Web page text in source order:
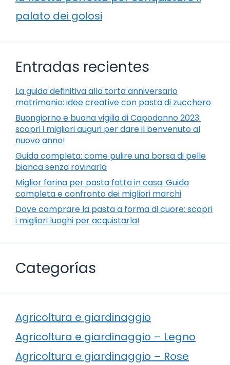
palato dei golosi
Entradas recientes
La guida definitiva alla torta anniversario
matrimonio: idee creative con pasta di zucchero
Buongiorno e buona vigilia di Capodanno 2023:
scopri i migliori auguri per dare il benvenuto al
nuovo anno!
Guida completa: come pulire una borsa di pelle
bianca senza rovinarla
Miglior farina per pasta fatta in casa: Guida
completa e confronto dei migliori marchi
Dove comprare la pasta a forma di cuore: scopri
i migliori luoghi per acquistarla!
Categorías
Agricoltura e giardinaggio
Agricoltura e giardinaggio – Legno
Agricoltura e giardinaggio – Rose